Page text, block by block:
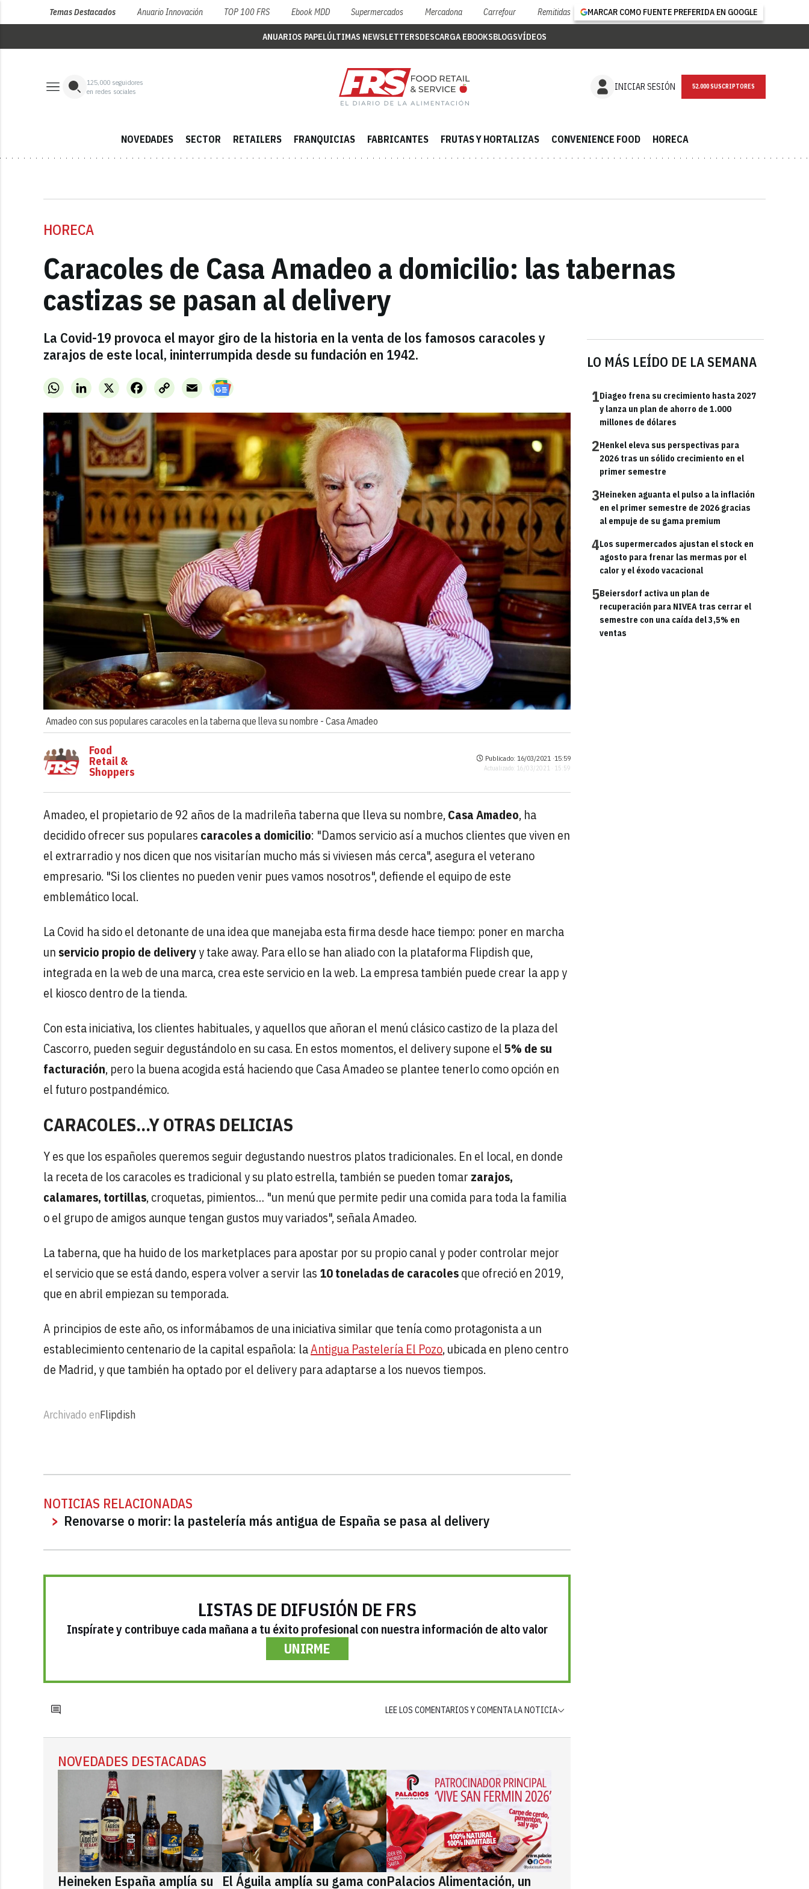
Temas Destacados Anuario Innovación TOP 100 FRS Ebook MDD Supermercados Mercadona Carrefour Remitidas MARCAR COMO FUENTE PREFERIDA EN GOOGLE
ANUARIOS PAPELÚLTIMAS NEWSLETTERSDESCARGA EBOOKSBLOGSVÍDEOS
125,000 seguidores
en redes sociales
INICIAR SESIÓN NEWSLETTER
NOVEDADES SECTOR RETAILERS FRANQUICIAS FABRICANTES FRUTAS Y HORTALIZAS CONVENIENCE FOOD HORECA
HORECA
Caracoles de Casa Amadeo a domicilio: las tabernas
castizas se pasan al delivery
La Covid-19 provoca el mayor giro de la historia en la venta de los famosos caracoles y
zarajos de este local, ininterrumpida desde su fundación en 1942.
WhatsAppLinkedInX FacebookCopy
Link
Email
Amadeo con sus populares caracoles en la taberna que lleva su nombre - Casa Amadeo
LO MÁS LEÍDO DE LA SEMANA
1Diageo frena su crecimiento hasta 2027
y lanza un plan de ahorro de 1.000
millones de dólares
2Henkel eleva sus perspectivas para
2026 tras un sólido crecimiento en el
primer semestre
3Heineken aguanta el pulso a la inflación
en el primer semestre de 2026 gracias
al empuje de su gama premium
4Los supermercados ajustan el stock en
agosto para frenar las mermas por el
calor y el éxodo vacacional
5Beiersdorf activa un plan de
recuperación para NIVEA tras cerrar el
semestre con una caída del 3,5% en
ventas
Food
Retail &
Shoppers
Publicado: 16/03/2021 ·15:59
Actualizado: 16/03/2021 · 15:59
Amadeo, el propietario de 92 años de la madrileña taberna que lleva su nombre,Casa Amadeo, ha
decidido ofrecer sus populares caracoles a domicilio: "Damos servicio así a muchos clientes que viven en
el extrarradio y nos dicen que nos visitarían mucho más si viviesen más cerca", asegura el veterano
empresario. "Si los clientes no pueden venir pues vamos nosotros", defiende el equipo de este
emblemático local.
La Covid ha sido el detonante de una idea que manejaba esta firma desde hace tiempo: poner en marcha
un servicio propio de deliveryy take away. Para ello se han aliado con la plataforma Flipdish que,
integrada en la web de una marca, crea este servicio en la web. La empresa también puede crear la app y
el kiosco dentro de la tienda.
Con esta iniciativa, los clientes habituales, y aquellos que añoran el menú clásico castizo de la plaza del
Cascorro, pueden seguir degustándolo en su casa. En estos momentos, el delivery supone el5% de su
facturación, pero la buena acogida está haciendo que Casa Amadeo se plantee tenerlo como opción en
el futuro postpandémico.
CARACOLES...Y OTRAS DELICIAS
Y es que los españoles queremos seguir degustando nuestros platos tradicionales. En el local, en donde
la receta de los caracoles es tradicional y su plato estrella, también se pueden tomar zarajos,
calamares, tortillas, croquetas, pimientos… "un menú que permite pedir una comida para toda la familia
o el grupo de amigos aunque tengan gustos muy variados", señala Amadeo.
La taberna, que ha huido de los marketplaces para apostar por su propio canal y poder controlar mejor
el servicio que se está dando, espera volver a servir las 10 toneladas de caracolesque ofreció en 2019,
que en abril empiezan su temporada.
A principios de este año, os informábamos de una iniciativa similar que tenía como protagonista a un
establecimiento centenario de la capital española: laAntigua Pastelería El Pozo, ubicada en pleno centro
de Madrid, y que también ha optado por el delivery para adaptarse a los nuevos tiempos.
Archivado enFlipdish
NOTICIAS RELACIONADAS
Renovarse o morir: la pastelería más antigua de España se pasa al delivery
LISTAS DE DIFUSIÓN DE FRS
Inspírate y contribuye cada mañana a tu éxito profesional con nuestra información de alto valor
UNIRME
LEE LOS COMENTARIOS Y COMENTA LA NOTICIA
NOVEDADES DESTACADAS
Heineken España amplía su El Águila amplía su gama conPalacios Alimentación, un